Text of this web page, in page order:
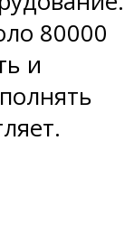
80000
и